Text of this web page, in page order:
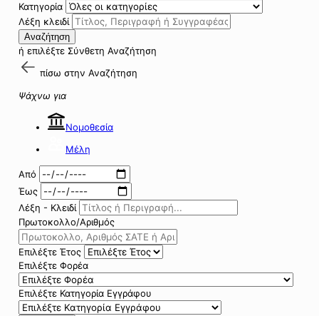
Κατηγορία
Λέξη κλειδί
Αναζήτηση
ή επιλέξτε Σύνθετη Αναζήτηση
πίσω στην Αναζήτηση
Ψάχνω για
Νομοθεσία
Μέλη
Από
Έως
Λέξη - Κλειδί
Πρωτοκολλο/Αριθμός
Επιλέξτε Έτος
Επιλέξτε Φορέα
Επιλέξτε Κατηγορία Εγγράφου